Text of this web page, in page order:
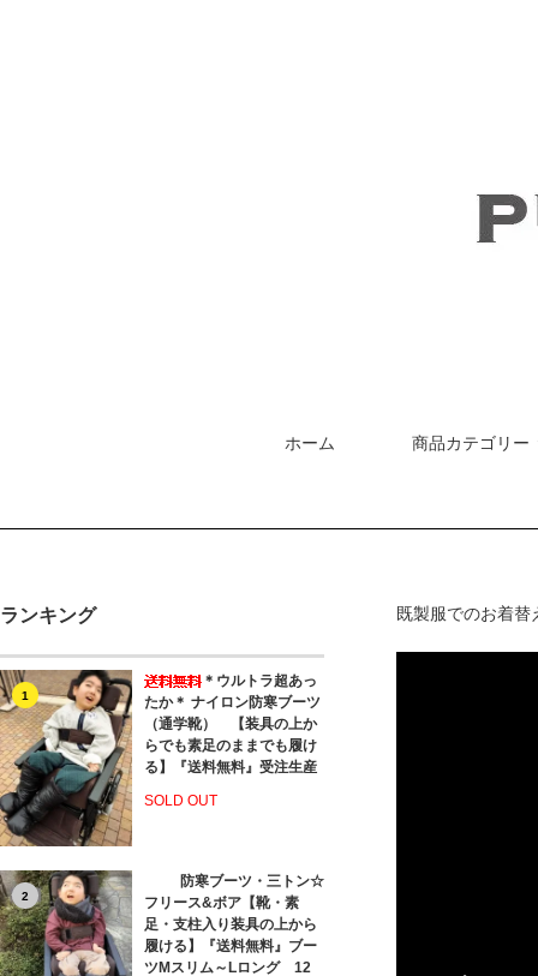
ホーム 商品カテゴリー
ランキング
1
＊ウルトラ超あっ
たか＊ ナイロン防寒ブーツ
（通学靴） 【装具の上か
らでも素足のままでも履け
る】『送料無料』受注生産
SOLD OUT
2
防寒ブーツ・三トン☆
フリース&ボア【靴・素
足・支柱入り装具の上から
履ける】『送料無料』ブー
ツMスリム～Lロング 12
既製服でのお着